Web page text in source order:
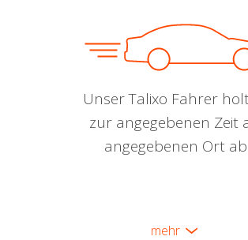
Unser Talixo Fahrer
zur angegebenen Zeit
angegebenen Ort ab.
mehr